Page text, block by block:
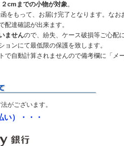
cmまでの小物が対象。
をもって、お届け完了となります。なお
配達確認が出来ます。
ませんので、紛失、ケース破損等ご心配
ョンにて最低限の保護を致します。
で自動計算されませんので備考欄に「
がございます。
い）・・・